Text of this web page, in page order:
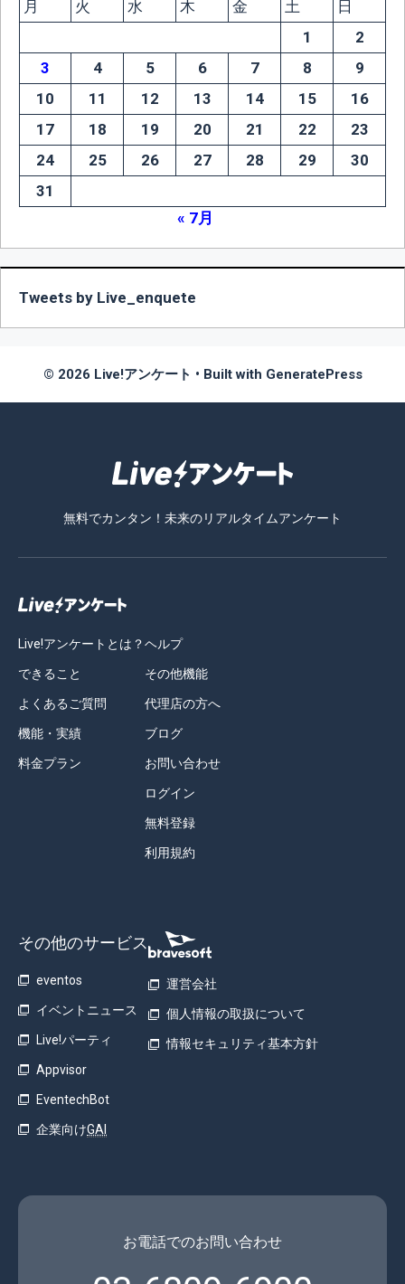
月
火 水 木 金 土
日
1
2
3
4 5 6 7 8
9
10
11 12 13 14 15
16
17
18 19 20 21 22
23
24
25 26 27 28 29
30
31
« 7月
Tweets by Live_enquete
© 2026 Live!アンケート • Built with GeneratePress
無料でカンタン！未来のリアルタイムアンケート
Live!アンケートとは？
できること
よくあるご質問
機能・実績
料金プラン
ヘルプ
その他機能
代理店の方へ
ブログ
お問い合わせ
ログイン
無料登録
利用規約
その他のサービス
eventos
イベントニュース
Live!パーティ
Appvisor
EventechBot
企業向けGAI
運営会社
個人情報の取扱について
情報セキュリティ基本方針
お電話でのお問い合わせ